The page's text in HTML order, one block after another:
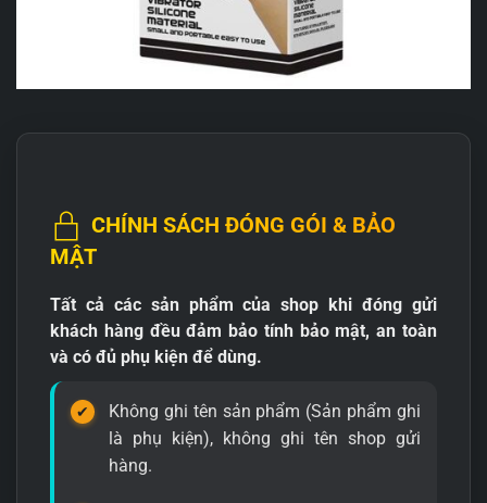
CHÍNH SÁCH ĐÓNG GÓI & BẢO
MẬT
Tất cả các sản phẩm của shop khi đóng gửi
khách hàng đều đảm bảo tính bảo mật, an toàn
và có đủ phụ kiện để dùng.
Không ghi tên sản phẩm (Sản phẩm ghi
là phụ kiện), không ghi tên shop gửi
hàng.